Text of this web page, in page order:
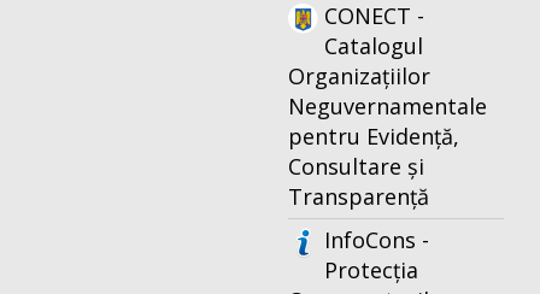
CONECT -
Catalogul
Organizațiilor
Neguvernamentale
pentru Evidență,
Consultare și
Transparență
InfoCons -
Protecția